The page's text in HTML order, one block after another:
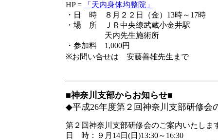
HP =
「天内身体均整院」
・日 時 ８月２２日（金）13時～17時
・場 所 ＪＲ中央線武蔵小金井駅
天内先生施術所
・参加料 1,000円
※お問い合せは 安藤善雄先生まで
■神奈川支部からお知らせ■
◆平成26年度第２回神奈川支部研修会
第２回神奈川支部研修会のご案内いたしま
日 時：９月14日(日)13:30～16:30